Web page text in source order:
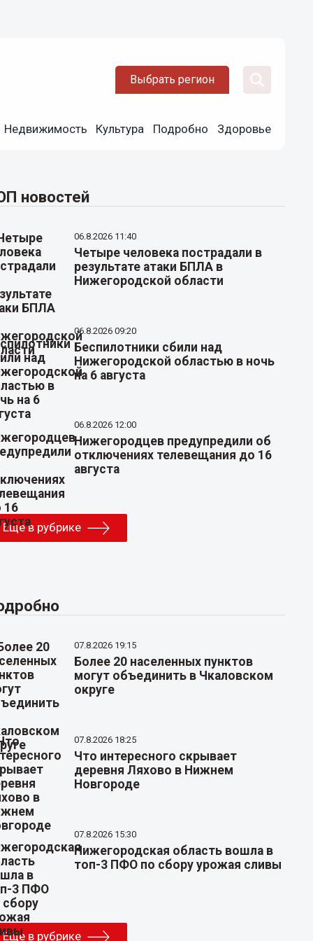
Выбрать регион
Недвижимость Культура Подробно Здоровье
новостей
06.8.2026 11:40
Четыре человека пострадали в
результате атаки БПЛА в
Нижегородской области
06.8.2026 09:20
Беспилотники сбили над
Нижегородской областью в ночь
на 6 августа
06.8.2026 12:00
Нижегородцев предупредили об
отключениях телевещания до 16
августа
Еще в рубрике
07.8.2026 19:15
Более 20 населенных пунктов
могут объединить в Чкаловском
округе
07.8.2026 18:25
Что интересного скрывает
деревня Ляхово в Нижнем
Новгороде
07.8.2026 15:30
Нижегородская область вошла в
топ-3 ПФО по сбору урожая сливы
Еще в рубрике